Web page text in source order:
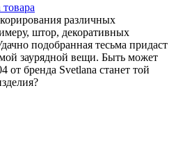
различных
штор, декоративных
подобранная тесьма придаст
заурядной вещи. Быть может
от бренда Svetlana станет той